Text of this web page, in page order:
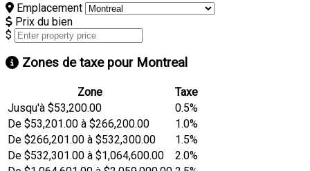
Emplacement
Prix du bien
$
Zones de taxe pour Montreal
Zone
Taxe
Jusqu'à $53,200.00
0.5%
De $53,201.00 à $266,200.00
1.0%
De $266,201.00 à $532,300.00
1.5%
De $532,301.00 à $1,064,600.00
2.0%